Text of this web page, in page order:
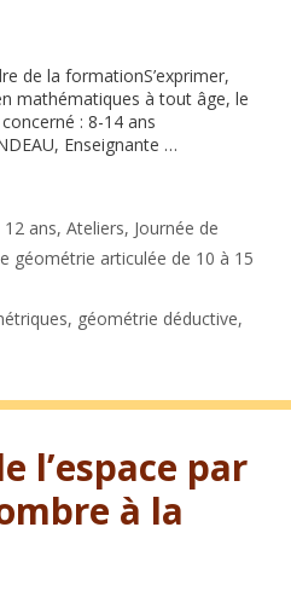
de la formationS’exprimer,
mathématiques à tout âge, le
: 8-14 ans
Enseignante …
ans,Ateliers, Journée de
géométrie articulée de 10 à 15
, géométrie déductive,
l’espace par
à la